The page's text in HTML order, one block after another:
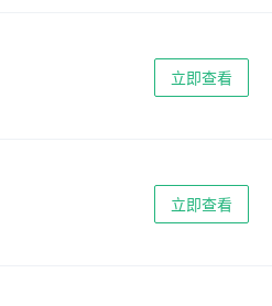
立即查看
立即查看